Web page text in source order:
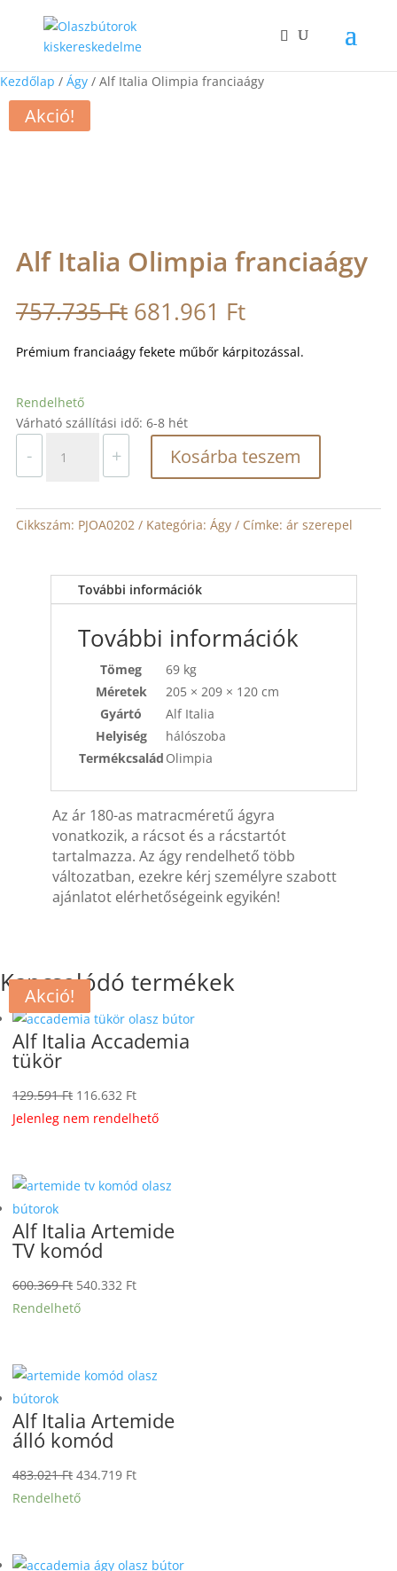
Kezdőlap / Ágy / Alf Italia Olimpia franciaágy
Akció!
Alf Italia Olimpia franciaágy
757.735Ft Original
price
was:
681.961 FtCurrent
price
is:
Prémium franciaágy fekete műbőr kárpitozással.
Rendelhető
Várható szállítási idő: 6-8 hét
-
Italia
mennyiség
+ Kosárba teszem
Cikkszám: PJOA0202 Kategória: Ágy Címke: ár szerepel
További információk
További információk
Tömeg
69 kg
Méretek
205 × 209 × 120 cm
Gyártó
Alf Italia
Helyiség
hálószoba
Termékcsalád Olimpia
Az ár 180-as matracméretű ágyra
vonatkozik, a rácsot és a rácstartót
tartalmazza. Az ágy rendelhető több
változatban, ezekre kérj személyre szabott
ajánlatot elérhetőségeink egyikén!
Kapcsolódó termékek
Akció!
Alf Italia Accademia
tükör
129.591Ft Original
price
116.632 FtCurrent
price
Jelenleg nem rendelhető
Akció!
Alf Italia Artemide
TV komód
600.369Ft Original
price
540.332 FtCurrent
Rendelhető
Akció!
Alf Italia Artemide
álló komód
483.021Ft Original
price
434.719 FtCurrent
Rendelhető
Akció!